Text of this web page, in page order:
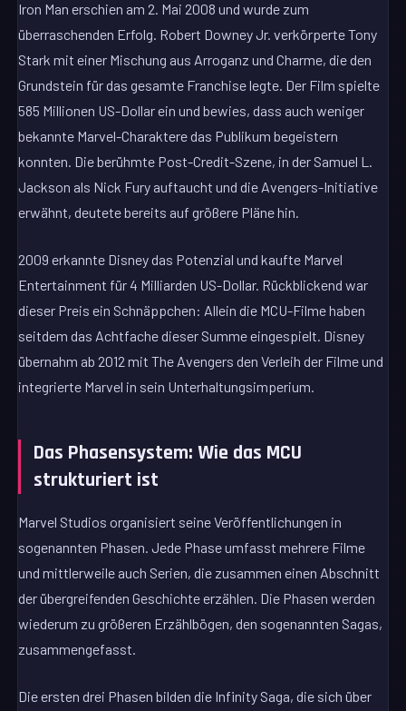
Iron Man erschien am 2. Mai 2008 und wurde zum
überraschenden Erfolg. Robert Downey Jr. verkörperte Tony
Stark mit einer Mischung aus Arroganz und Charme, die den
Grundstein für das gesamte Franchise legte. Der Film spielte
585 Millionen US-Dollar ein und bewies, dass auch weniger
bekannte Marvel-Charaktere das Publikum begeistern
konnten. Die berühmte Post-Credit-Szene, in der Samuel L.
Jackson als Nick Fury auftaucht und die Avengers-Initiative
erwähnt, deutete bereits auf größere Pläne hin.
2009 erkannte Disney das Potenzial und kaufte Marvel
Entertainment für 4 Milliarden US-Dollar. Rückblickend war
dieser Preis ein Schnäppchen: Allein die MCU-Filme haben
seitdem das Achtfache dieser Summe eingespielt. Disney
übernahm ab 2012 mit The Avengers den Verleih der Filme und
integrierte Marvel in sein Unterhaltungsimperium.
Das Phasensystem: Wie das MCU
strukturiert ist
Marvel Studios organisiert seine Veröffentlichungen in
sogenannten Phasen. Jede Phase umfasst mehrere Filme
und mittlerweile auch Serien, die zusammen einen Abschnitt
der übergreifenden Geschichte erzählen. Die Phasen werden
wiederum zu größeren Erzählbögen, den sogenannten Sagas,
zusammengefasst.
Die ersten drei Phasen bilden die Infinity Saga, die sich über